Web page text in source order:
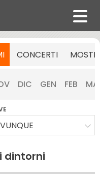
CONCERTI
DIC GEN FEB
dintorni